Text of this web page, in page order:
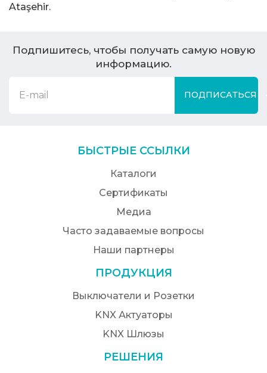
Ataşehir.
Подпишитесь, чтобы получать самую новую
информацию.
ПОДПИСАТЬСЯ
БЫСТРЫЕ ССЫЛКИ
Каталоги
Сертификаты
Медиа
Часто задаваемые вопросы
Наши партнеры
ПРОДУКЦИЯ
Выключатели и Розетки
KNX Актуаторы
KNX Шлюзы
РЕШЕНИЯ